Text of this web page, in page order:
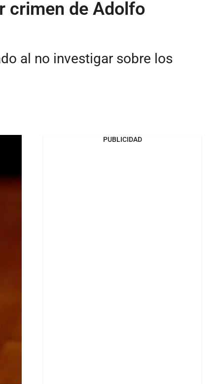
crimen de Adolfo
al no investigar sobre los
PUBLICIDAD